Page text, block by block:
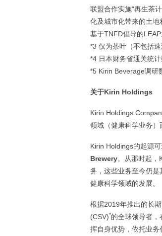
联盟合作实施“再生茶
化及城市化带来的土
基于TNFD倡导的
*3 仅为茶叶（不包括
*4 日本财务省通关统
*5 Kirin Beverage调研
关于Kirin Holdings
Kirin Holdings
领域（健康科学业务）
Kirin Holdings的起源
Brewery。从那时起
务，这些业务至今仍
健康科学领域的发展。
根据2019年推出的长
(CSV)*的全球领导者
挥自身优势，依托业务